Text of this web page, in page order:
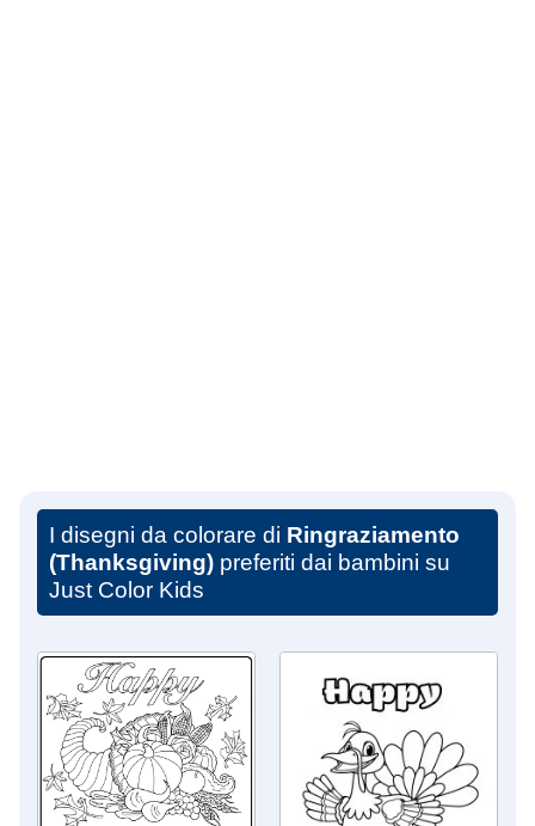
I disegni da colorare di Ringraziamento
(Thanksgiving) preferiti dai bambini su
Just Color Kids